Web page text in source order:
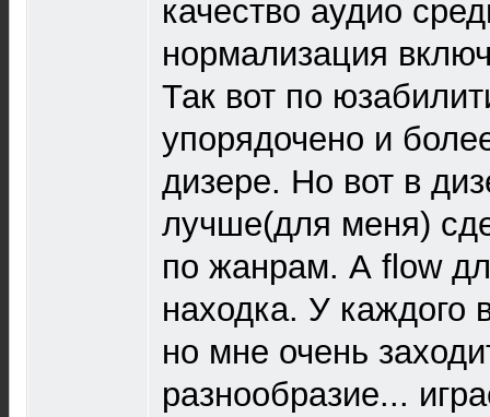
качество аудио
нормализация
Так вот по
упорядочено и
дизере. Но вот в
лучше(для меня)
по жанрам. А flow
находка. У каждого
но мне очень
разнообразие...